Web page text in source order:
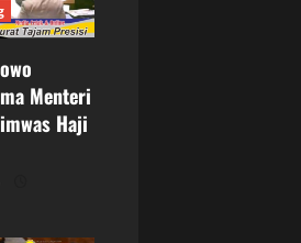
Menteri
Haji
RI